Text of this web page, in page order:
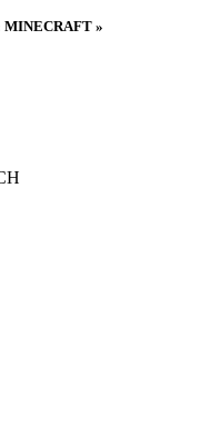
MINECRAFT »